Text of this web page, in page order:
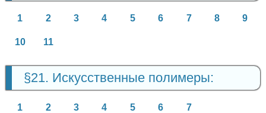
1 2 3 4 5 6 7 8 9
10 11
§21. Искусственные полимеры:
1 2 3 4 5 6 7